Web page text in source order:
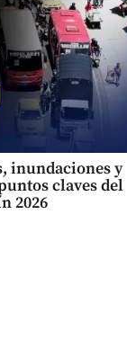
inundaciones y
claves del
2026